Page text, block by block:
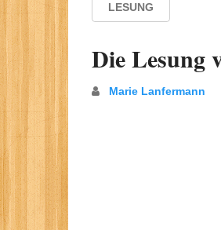
LESUNG
Die Lesung
Marie Lanfermann